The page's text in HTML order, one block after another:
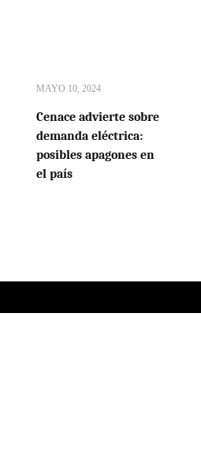
MAYO 10, 2024
Cenace advierte sobre
demanda eléctrica:
posibles apagones en
el país